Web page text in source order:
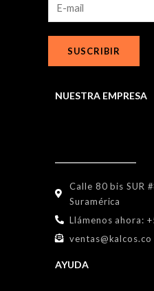
SUSCRIBIR
NUESTRA EMPRESA
Calle 80 bis SUR
Suramérica
Llámenos ahora:
ventas@kalcos.co
AYUDA